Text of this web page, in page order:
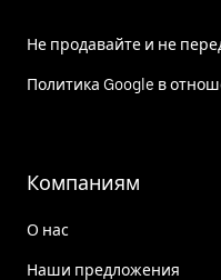
Не продавайте и не
Политика Google в
Компаниям
О нас
Наши предложения